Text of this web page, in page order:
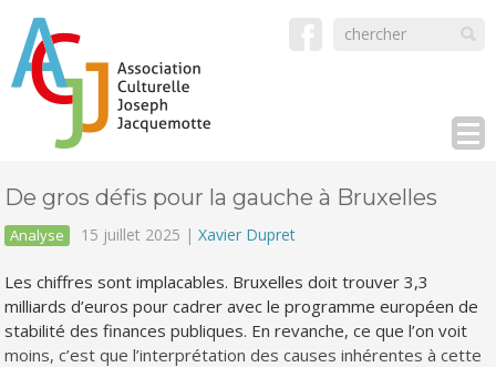
De gros défis pour la gauche à Bruxelles
Analyse 15 juillet 2025 |Xavier Dupret
Les chiffres sont implacables. Bruxelles doit trouver 3,3
milliards d’euros pour cadrer avec le programme européen de
stabilité des finances publiques. En revanche, ce que l’on voit
moins, c’est que l’interprétation des causes inhérentes à cette